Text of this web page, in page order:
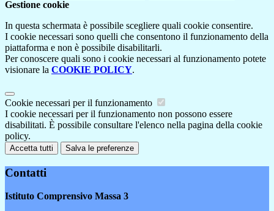
Gestione cookie
In questa schermata è possibile scegliere quali cookie consentire.
I cookie necessari sono quelli che consentono il funzionamento della
piattaforma e non è possibile disabilitarli.
Per conoscere quali sono i cookie necessari al funzionamento potete
visionare la COOKIE POLICY.
Cookie necessari per il funzionamento
I cookie necessari per il funzionamento non possono essere
disabilitati. È possibile consultare l'elenco nella pagina della cookie
policy.
Accetta tutti Salva le preferenze
Contatti
Istituto Comprensivo Massa 3